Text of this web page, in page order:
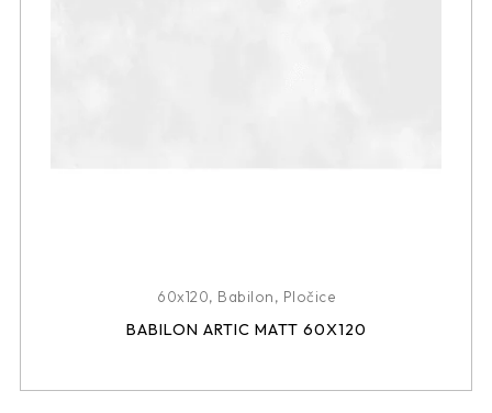
60x120, Babilon, Pločice
BABILON ARTIC MATT 60X120